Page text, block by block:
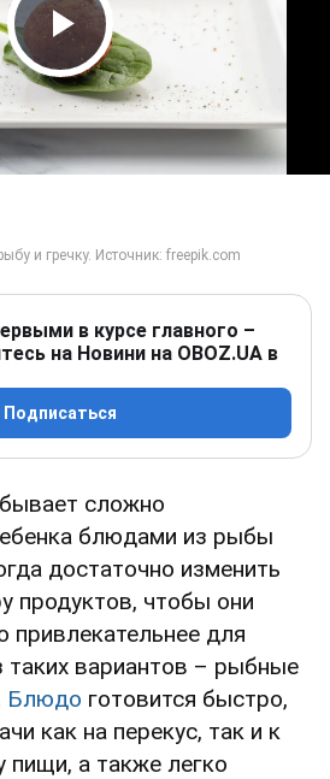
Play Video
в курсе главного –
на Новини на OBOZ.UA в
Подписаться
сложно
блюдами из рыбы
достаточно изменить
продуктов, чтобы они
привлекательнее для
вариантов – рыбные
Блюдо готовится быстро,
как на перекус, так и к
пищи, а также легко